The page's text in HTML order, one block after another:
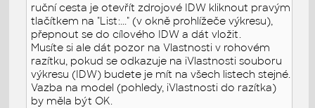
ruční cesta je otevřít zdrojové IDW kliknout pravým
tlačítkem na "List:..." (v okně prohlížeče výkresu),
přepnout se do cílového IDW a dát vložit.
Musíte si ale dát pozor na Vlastnosti v rohovém
razítku, pokud se odkazuje na iVlastnosti souboru
výkresu (IDW) budete je mít na všech listech stejné.
Vazba na model (pohledy, iVlastnosti do razítka)
by měla být OK.